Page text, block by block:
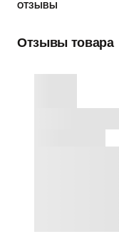
ОТЗЫВЫ
Отзывы товара